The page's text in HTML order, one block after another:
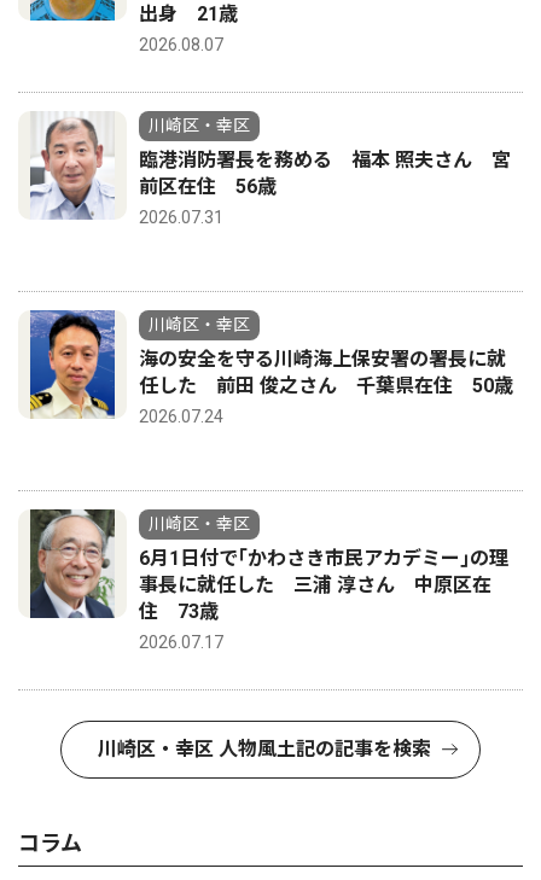
出身 21歳
2026.08.07
川崎区・幸区
臨港消防署長を務める 福本 照夫さん 宮
前区在住 56歳
2026.07.31
川崎区・幸区
海の安全を守る川崎海上保安署の署長に就
任した 前田 俊之さん 千葉県在住 50歳
2026.07.24
川崎区・幸区
6月1日付で｢かわさき市民アカデミー｣の理
事長に就任した 三浦 淳さん 中原区在
住 73歳
2026.07.17
川崎区・幸区 人物風土記の記事を検索
コラム